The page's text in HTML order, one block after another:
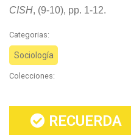
CISH, (9-10), pp. 1-12.
Categorias:
Sociología
Colecciones:
RECUERDA